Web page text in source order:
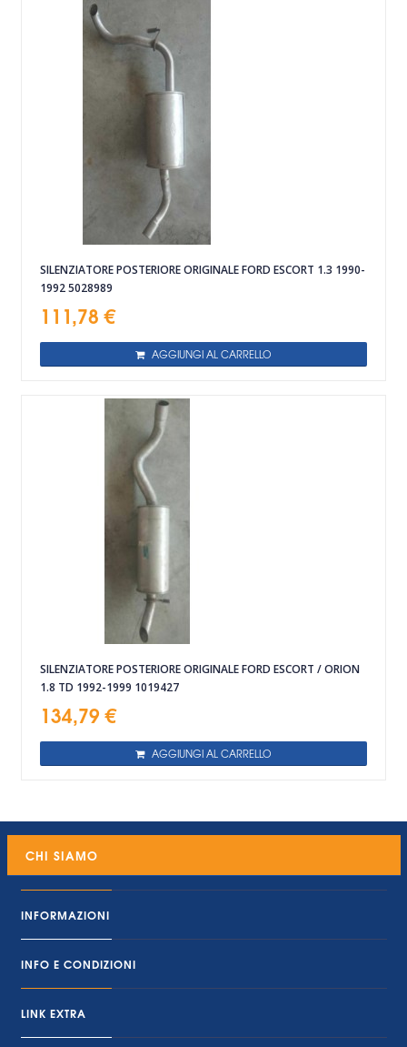
SILENZIATORE POSTERIORE ORIGINALE FORD ESCORT 1.3 1990-
1992 5028989
111,78 €
AGGIUNGI AL CARRELLO
SILENZIATORE POSTERIORE ORIGINALE FORD ESCORT / ORION
1.8 TD 1992-1999 1019427
134,79 €
AGGIUNGI AL CARRELLO
CHI SIAMO
INFORMAZIONI
INFO E CONDIZIONI
LINK EXTRA